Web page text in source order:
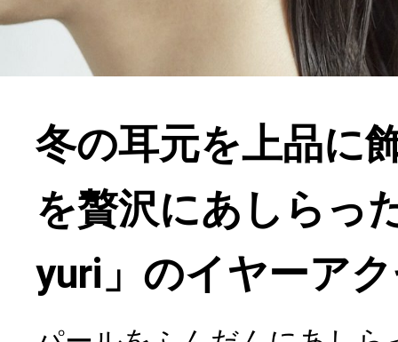
冬の耳元を上品に
を贅沢にあしらっ
yuri」のイヤーア